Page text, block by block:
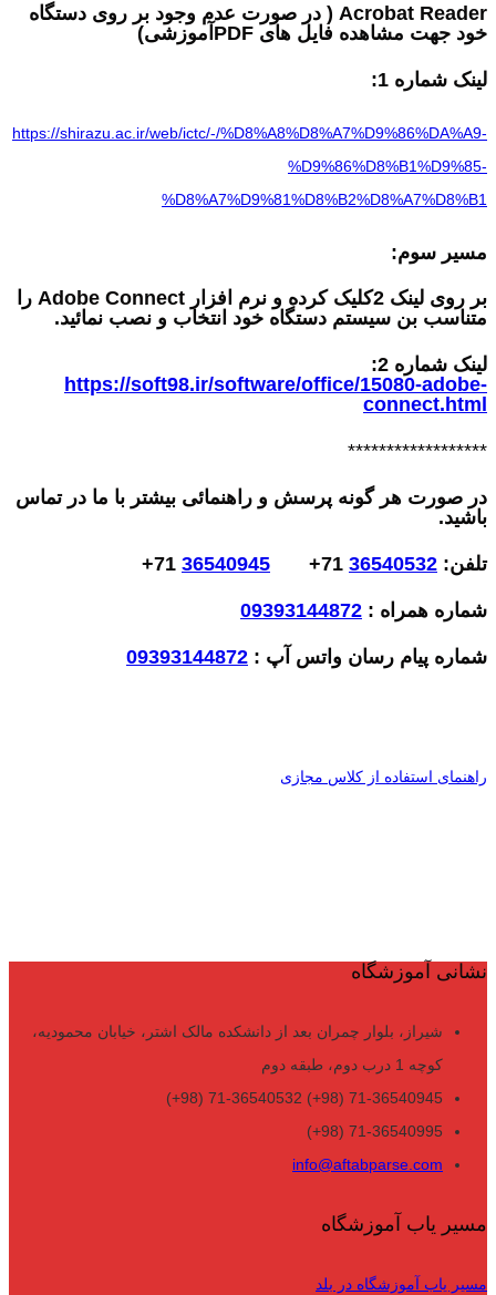
Acrobat Reader ( در صورت عدم وجود بر روی دستگاه
خود جهت مشاهده فایل های PDF آموزشی)
لینک شماره 1:
https://shirazu.ac.ir/web/ictc/-/%D8%A8%D8%A7%D9%86%DA%A9-
%D9%86%D8%B1%D9%85-
%D8%A7%D9%81%D8%B2%D8%A7%D8%B1
مسیر سوم:
بر روی لینک 2کلیک کرده و نرم افزار Adobe Connect را
متناسب بن سیستم دستگاه خود انتخاب و نصب نمائید.
لینک شماره 2:
https://soft98.ir/software/office/15080-adobe-
connect.html
******************
در صورت هر گونه پرسش و راهنمائی بیشتر با ما در تماس
باشید.
تلفن: 36540532
36540945
شماره همراه : 09393144872
شماره پیام رسان واتس آپ : 09393144872
راهنمای استفاده از کلاس مجازی
نشانی آموزشگاه
شیراز، بلوار چمران بعد از دانشکده مالک اشتر، خیابان محمودیه،
کوچه 1 درب دوم، طبقه دوم
71-36540945 (98+) 71-36540532 (98+)
71-36540995 (98+)
info@aftabparse.com
مسیر یاب آموزشگاه
مسیر یاب آموزشگاه در بلد